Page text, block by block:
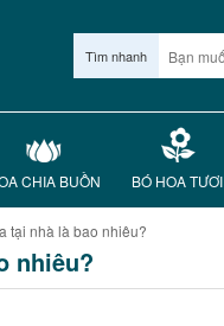
Tìm nhanh
CHIA BUỒN BÓ HOA TƯƠI
tại nhà là bao nhiêu?
nhiêu?